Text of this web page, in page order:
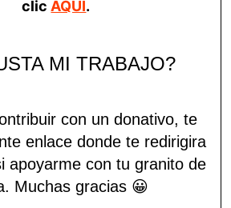
clic AQUÍ.
MI TRABAJO?
con un donativo, te
enlace donde te redirigira
apoyarme con tu granito de
Muchas gracias 😀